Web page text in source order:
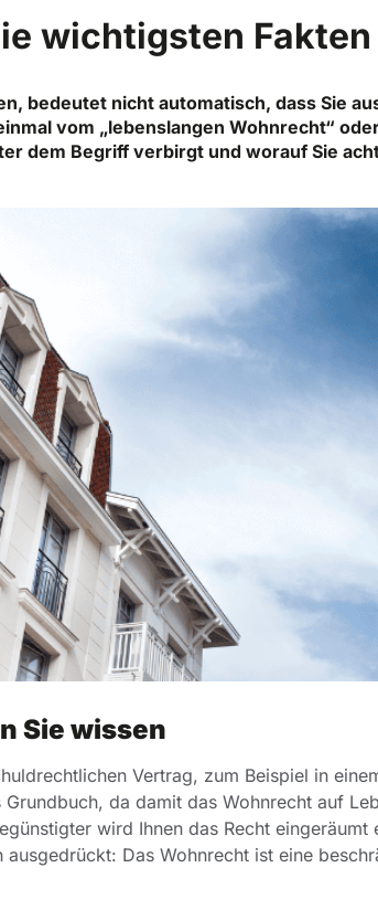
wichtigsten Fakten
bedeutet nicht automatisch, dass Sie
vom „lebenslangen Wohnrecht“
dem Begriff verbirgt und worauf Sie
Sie wissen
Vertrag, zum Beispiel in
da damit das Wohnrecht auf
wird Ihnen das Recht eingeräumt
Das Wohnrecht ist eine